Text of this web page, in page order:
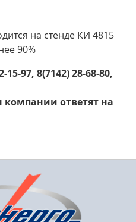
на стенде КИ 4815
90%
97, 8(7142) 28-68-80,
компании ответят на